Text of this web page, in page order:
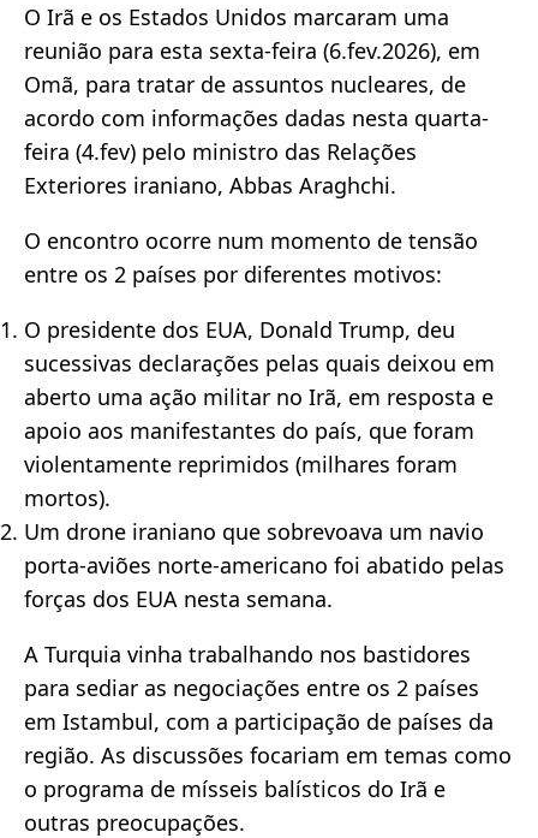
O Irã e os Estados Unidos marcaram uma
reunião para esta sexta-feira (6.fev.2026), em
Omã, para tratar de assuntos nucleares, de
acordo com informações dadas nesta quarta-
feira (4.fev) pelo ministro das Relações
Exteriores iraniano, Abbas Araghchi.
O encontro ocorre num momento de tensão
entre os 2 países por diferentes motivos:
O presidente dos EUA, Donald Trump, deu
sucessivas declarações pelas quais deixou em
aberto uma ação militar no Irã, em resposta e
apoio aos manifestantes do país, que foram
violentamente reprimidos (milhares foram
mortos).
Um drone iraniano que sobrevoava um navio
porta-aviões norte-americano foi abatido pelas
forças dos EUA nesta semana.
A Turquia vinha trabalhando nos bastidores
para sediar as negociações entre os 2 países
em Istambul, com a participação de países da
região. As discussões focariam em temas como
o programa de mísseis balísticos do Irã e
outras preocupações.